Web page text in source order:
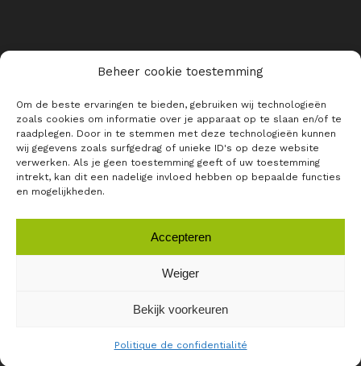
Beheer cookie toestemming
Om de beste ervaringen te bieden, gebruiken wij technologieën
zoals cookies om informatie over je apparaat op te slaan en/of te
raadplegen. Door in te stemmen met deze technologieën kunnen
wij gegevens zoals surfgedrag of unieke ID's op deze website
verwerken. Als je geen toestemming geeft of uw toestemming
intrekt, kan dit een nadelige invloed hebben op bepaalde functies
en mogelijkheden.
Accepteren
Weiger
Bekijk voorkeuren
Politique de confidentialité
RESTEZ INFORMÉ DE L’ACTUALITÉ
DE RAJO
E-mail *
ontworpen doorMomentum Marketing